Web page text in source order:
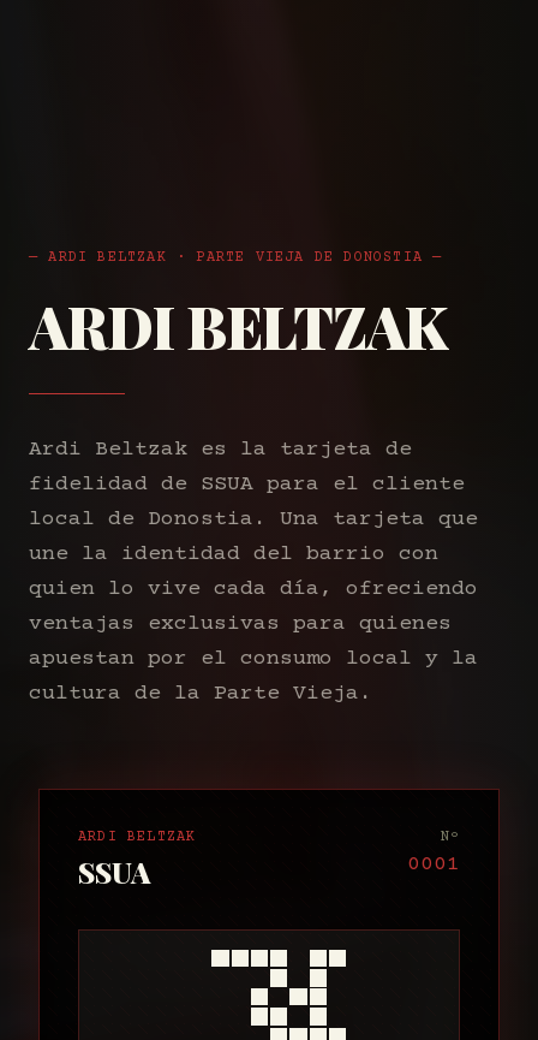
— ARDI BELTZAK · PARTE VIEJA DE DONOSTIA —
ARDI BELTZAK
Ardi Beltzak es la tarjeta de
fidelidad de SSUA para el cliente
local de Donostia. Una tarjeta que
une la identidad del barrio con
quien lo vive cada día, ofreciendo
ventajas exclusivas para quienes
apuestan por el consumo local y la
cultura de la Parte Vieja.
ARDI BELTZAK
SSUA
Nº
0001